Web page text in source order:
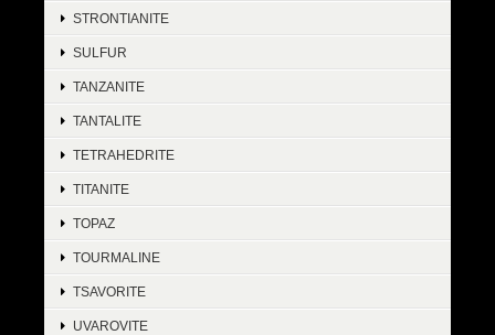
STRONTIANITE
SULFUR
TANZANITE
TANTALITE
TETRAHEDRITE
TITANITE
TOPAZ
TOURMALINE
TSAVORITE
UVAROVITE